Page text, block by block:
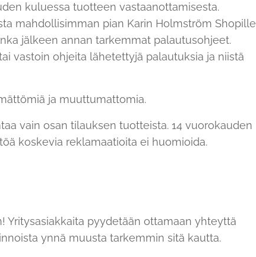
kuluessa tuotteen vastaanottamisesta.
mahdollisimman pian Karin Holmström Shopille
jälkeen annan tarkemmat palautusohjeet.
vastoin ohjeita lähetettyjä palautuksia ja niistä
ja muuttumattomia.
vain osan tilauksen tuotteista. 14 vuorokauden
koskevia reklamaatioita ei huomioida.
Yritysasiakkaita pyydetään ottamaan yhteyttä
ynnä muusta tarkemmin sitä kautta.